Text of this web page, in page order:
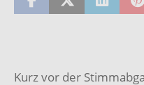
Kurz vor der